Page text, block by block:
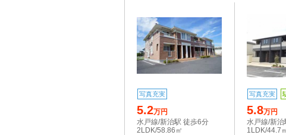
写真充実
5.2万円
水戸線/新治駅 徒歩6分
2LDK/58.86㎡
写真充実
5.8万円
水戸線/新
1LDK/44.7